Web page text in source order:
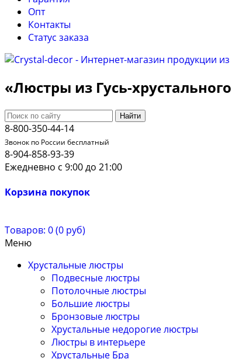
Опт
Контакты
Cтатус заказа
«Люстры из Гусь-
Найти
8-800-350-44-14
Звонок по России бесплатный
8-904-858-93-39
Ежедневно с 9:00 до 21:00
Корзина покупок
Товаров: 0 (0 руб)
Меню
Хрустальные люстры
Подвесные люстры
Потолочные люстры
Большие люстры
Бронзовые люстры
Хрустальные недорогие люстры
Люстры в интерьере
Хрустальные Бра